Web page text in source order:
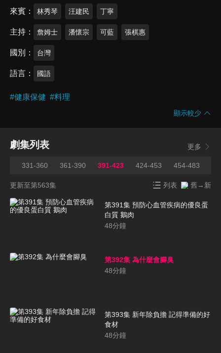
來賓 林秀琴 汪建民 丁寧
主持 詹姆士 潘懷宗 可藍 張棋惠
國別 台灣
語言 國語
#健康保健 #料理
顯示較少
劇集列表 更多
331-360 361-390 391-423 424-453 454-483
更新至第563集 列表 舊→新
第391集 預防心血管疾病的優良蛋
白質 鵝肉
48分鐘
第392集 為什麼會腳臭
48分鐘
第393集 新年除負擔 記得準備的好
食材
48分鐘